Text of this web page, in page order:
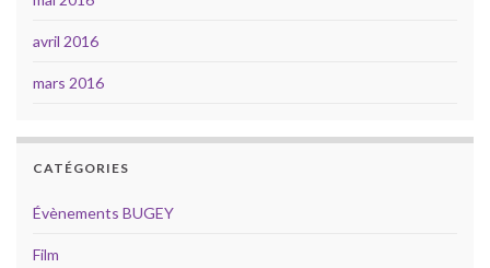
avril 2016
mars 2016
CATÉGORIES
Évènements BUGEY
Film